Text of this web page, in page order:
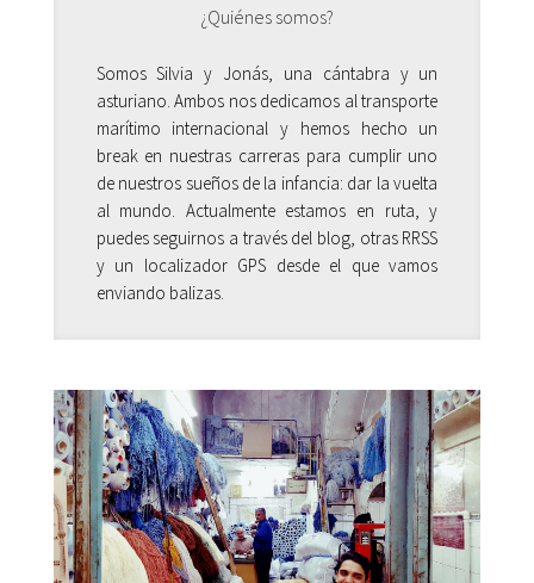
¿Quiénes somos?
Somos Silvia y Jonás, una cántabra y un
asturiano. Ambos nos dedicamos al transporte
marítimo internacional y hemos hecho un
break en nuestras carreras para cumplir uno
de nuestros sueños de la infancia: dar la vuelta
al mundo. Actualmente estamos en ruta, y
puedes seguirnos a través del blog, otras RRSS
y un localizador GPS desde el que vamos
enviando balizas.